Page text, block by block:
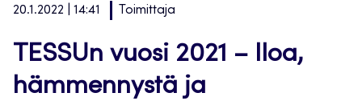
20.1.2022 | 14:41 Toimittaja
TESSUn vuosi 2021 – Iloa,
hämmennystä ja